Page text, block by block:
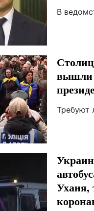
В
вышли
Требуют
Уханя,